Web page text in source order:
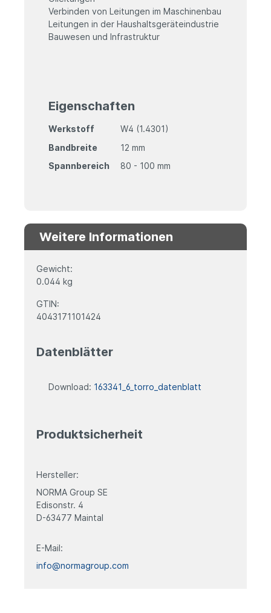
Verbinden von Leitungen im Maschinenbau
Leitungen in der Haushaltsgeräteindustrie
Bauwesen und Infrastruktur
Eigenschaften
Werkstoff
W4 (1.4301)
Bandbreite
12 mm
Spannbereich
80 - 100 mm
Weitere Informationen
Gewicht:
0.044 kg
GTIN:
4043171101424
Datenblätter
Download: 163341_6_torro_datenblatt
Produktsicherheit
Hersteller:
NORMA Group SE
Edisonstr. 4
D-63477 Maintal
E-Mail:
info@normagroup.com